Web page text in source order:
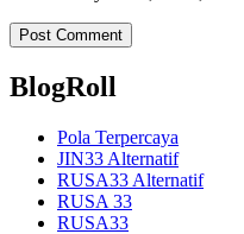
BlogRoll
Pola Terpercaya
JIN33 Alternatif
RUSA33 Alternatif
RUSA 33
RUSA33